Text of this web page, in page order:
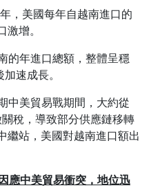
，美國每年自越南進口的
增。
的年進口總額，整體呈穩
速成長。
中美貿易戰期間，大約從
稅，導致部分供應鏈移轉
繼站，美國對越南進口額出
應中美貿易衝突，地位迅